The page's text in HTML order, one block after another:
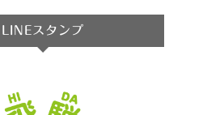
LINEスタンプ